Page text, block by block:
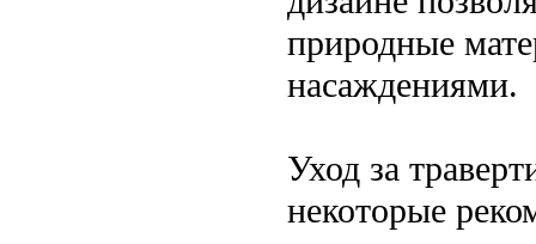
природные
насаждениями.
Уход за
некоторые